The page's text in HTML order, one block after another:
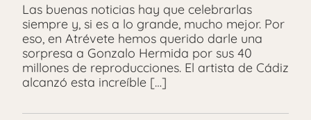
Las buenas noticias hay que celebrarlas
siempre y, si es a lo grande, mucho mejor. Por
eso, en Atrévete hemos querido darle una
sorpresa a Gonzalo Hermida por sus 40
millones de reproducciones. El artista de Cádiz
alcanzó esta increíble […]